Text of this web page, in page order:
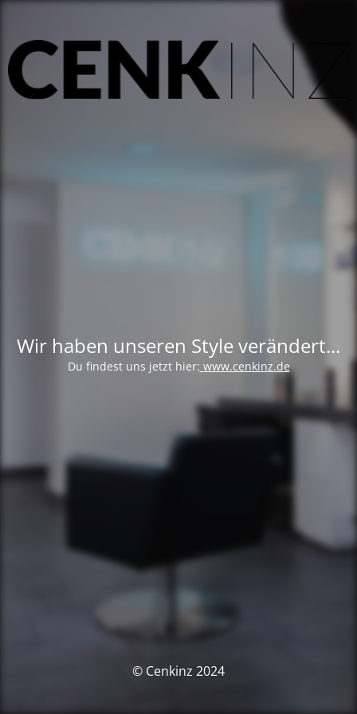
Wir haben unseren Style verändert...
Du findest uns jetzt hier: www.cenkinz.de
© Cenkinz 2024